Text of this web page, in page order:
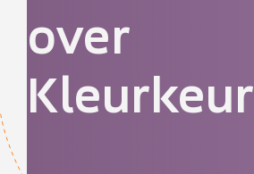
over
Kleurkeur